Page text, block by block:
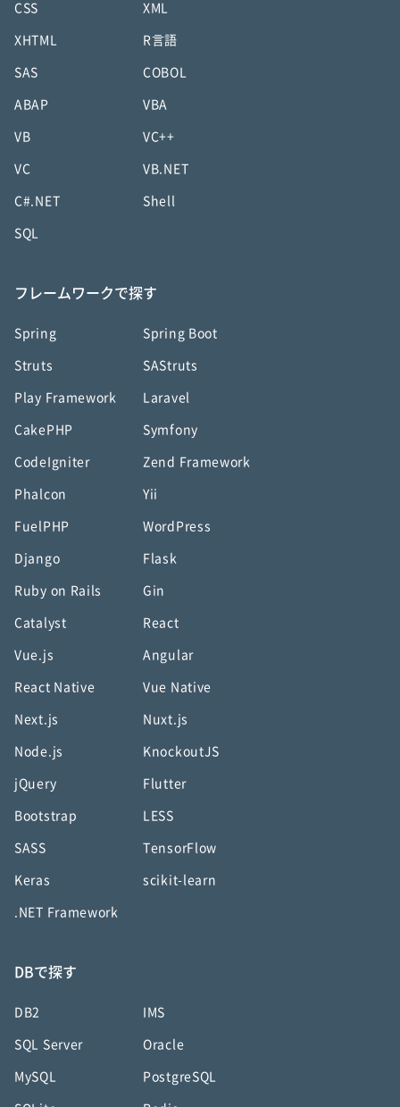
CSS XML
XHTML R言語
SAS COBOL
ABAP VBA
VB VC++
VC VB.NET
C#.NET Shell
SQL
フレームワークで探す
Spring Spring Boot
Struts SAStruts
Play Framework Laravel
CakePHP Symfony
CodeIgniter Zend Framework
Phalcon Yii
FuelPHP WordPress
Django Flask
Ruby on Rails Gin
Catalyst React
Vue.js Angular
React Native Vue Native
Next.js Nuxt.js
Node.js KnockoutJS
jQuery Flutter
Bootstrap LESS
SASS TensorFlow
Keras scikit-learn
.NET Framework
DBで探す
DB2 IMS
SQL Server Oracle
MySQL PostgreSQL